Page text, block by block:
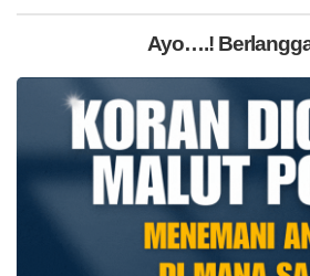
Ayo….!